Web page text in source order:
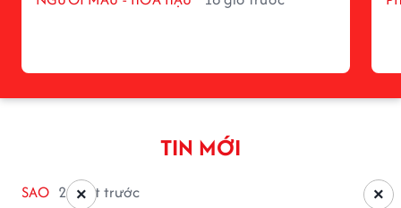
TIN MỚI
SAO 2 phút trước ×
×